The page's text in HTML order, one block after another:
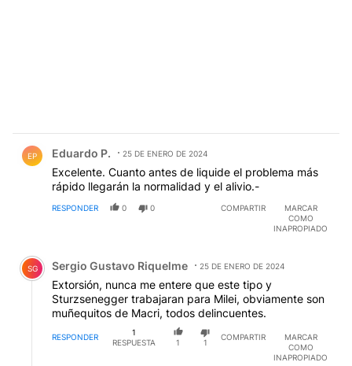
EP Eduardo P. 25 DE ENERO DE 2024
Excelente. Cuanto antes de liquide el problema más
rápido llegarán la normalidad y el alivio.-
RESPONDER 0 0 COMPARTIR
MARCAR
COMO
INAPROPIADO
Comentario de Sergio Gustavo Riquelme.
SG Sergio Gustavo Riquelme 25 DE ENERO DE 2024
Extorsión, nunca me entere que este tipo y
Sturzsenegger trabajaran para Milei, obviamente son
muñequitos de Macri, todos delincuentes.
RESPONDER
1
RESPUESTA
1 1
COMPARTIR
MARCAR
COMO
INAPROPIADO